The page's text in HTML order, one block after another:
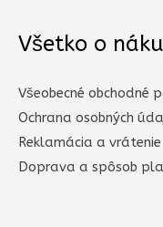
Všetko o
Všeobecné obchodné
Ochrana osobných
Reklamácia a
Doprava a spôsob